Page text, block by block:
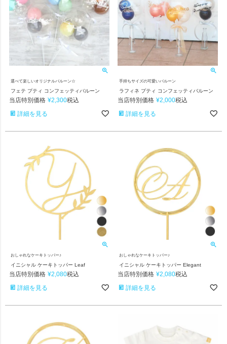
選べて楽しいオリジナルバルーン☆
フェテ プティ コンフェッティバルーン
当店特別価格 ¥2,300税込
詳細を見る
手持ちサイズの可愛いバルーン
ラフィネ プティ コンフェッティバルーン
当店特別価格 ¥2,000税込
詳細を見る
おしゃれなケーキトッパー♪
イニシャル ケーキトッパー Leaf
当店特別価格 ¥2,080税込
詳細を見る
おしゃれなケーキトッパー♪
イニシャル ケーキトッパー Elegant
当店特別価格 ¥2,080税込
詳細を見る